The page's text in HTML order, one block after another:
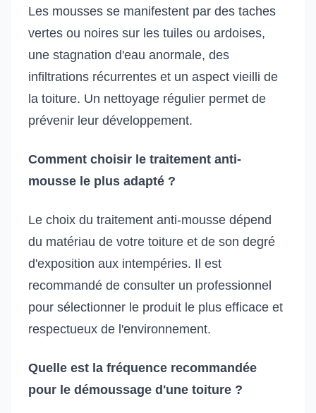
Les mousses se manifestent par des taches
vertes ou noires sur les tuiles ou ardoises,
une stagnation d'eau anormale, des
infiltrations récurrentes et un aspect vieilli de
la toiture. Un nettoyage régulier permet de
prévenir leur développement.
Comment choisir le traitement anti-
mousse le plus adapté ?
Le choix du traitement anti-mousse dépend
du matériau de votre toiture et de son degré
d'exposition aux intempéries. Il est
recommandé de consulter un professionnel
pour sélectionner le produit le plus efficace et
respectueux de l'environnement.
Quelle est la fréquence recommandée
pour le démoussage d'une toiture ?